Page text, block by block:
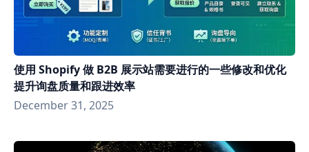
使用 Shopify 做 B2B 展示站需要进行的一些修改和优化
提升询盘质量和跟进效率
December 31, 2025